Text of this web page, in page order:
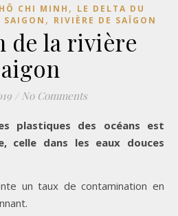
CHI MINH , LE DELTA DU
SAIGON , RIVIÈRE DE SAÏGON
de la rivière
/ No Comments
celle dans les eaux douces
un taux de contamination en